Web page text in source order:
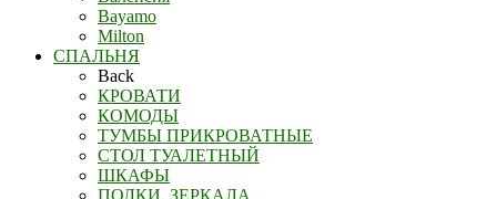
Bayamo
Milton
СПАЛЬНЯ
Back
КРОВАТИ
КОМОДЫ
ТУМБЫ ПРИКРОВАТНЫЕ
СТОЛ ТУАЛЕТНЫЙ
ШКАФЫ
ПОЛКИ, ЗЕРКАЛА